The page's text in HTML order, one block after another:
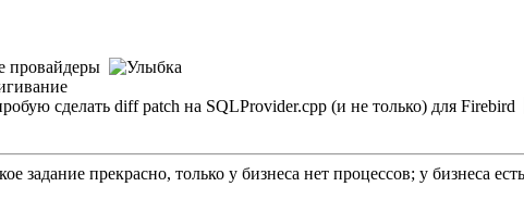
провайдеры
сделать diff patch на SQLProvider.cpp (и не только) для Firebird
задание прекрасно, только у бизнеса нет процессов; у бизнеса